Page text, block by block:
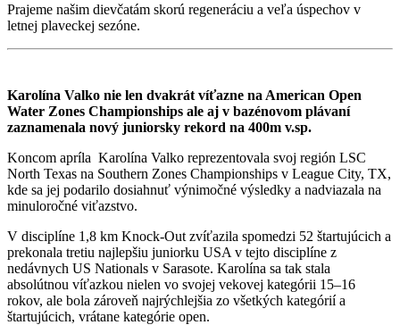
Prajeme našim dievčatám skorú regeneráciu a veľa úspechov v
letnej plaveckej sezóne.
Karolína Valko nie len dvakrát víťazne na American Open
Water Zones Championships ale aj v bazénovom plávaní
zaznamenala nový juniorsky rekord na 400m v.sp.
Koncom apríla Karolína Valko reprezentovala svoj región LSC
North Texas na Southern Zones Championships v League City, TX,
kde sa jej podarilo dosiahnuť výnimočné výsledky a nadviazala na
minuloročné viťazstvo.
V disciplíne 1,8 km Knock-Out zvíťazila spomedzi 52 štartujúcich a
prekonala tretiu najlepšiu juniorku USA v tejto disciplíne z
nedávnych US Nationals v Sarasote. Karolína sa tak stala
absolútnou víťazkou nielen vo svojej vekovej kategórii 15–16
rokov, ale bola zároveň najrýchlejšia zo všetkých kategórií a
štartujúcich, vrátane kategórie open.